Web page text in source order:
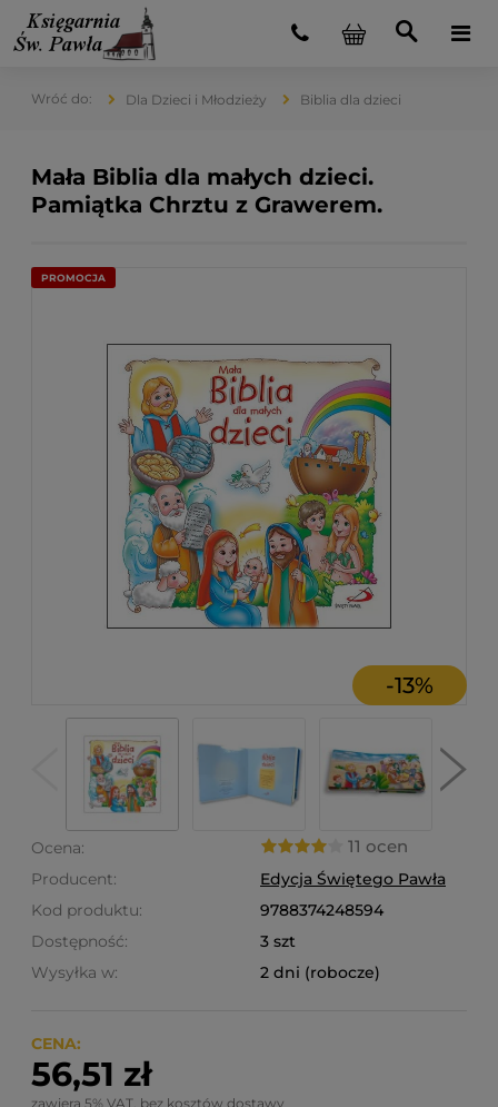
Dla Dzieci i Młodzieży Biblia dla dzieci
Mała Biblia dla małych dzieci.
Pamiątka Chrztu z Grawerem.
PROMOCJA
-13%
Ocena: 11 ocen
Producent:
Edycja Świętego Pawła
Kod produktu:
9788374248594
Dostępność:
3 szt
Wysyłka w:
2 dni (robocze)
CENA:
56,51 zł
zawiera 5% VAT, bez kosztów dostawy